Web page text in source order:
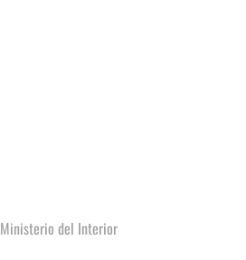
Ministerio del Interior